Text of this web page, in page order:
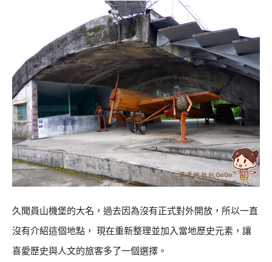
久聞員山機堡的大名，過去因為沒有正式對外開放，所以一直
沒有介紹這個地點， 現在重新整理並加入當地歷史元素，讓
喜愛歷史與人文的旅客多了一個選擇。